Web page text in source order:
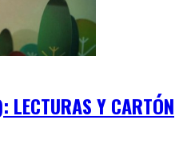
Y CARTÓN